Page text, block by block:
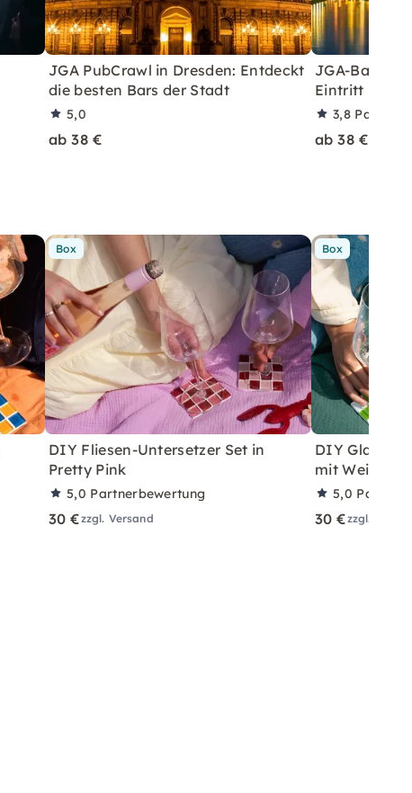
JGA PubCrawl in Dresden: Entdeckt
die besten Bars der Stadt
5,0
ab 38 €
JGA-Bartour
Eintritt in
3,8
ab 38 €
Box
DIY Fliesen-Untersetzer Set in
Pretty Pink
5,0 Partnerbewertung
30 €zzgl. Versand
Box
DIY
mit Wein –
5,0
30 €zzgl.